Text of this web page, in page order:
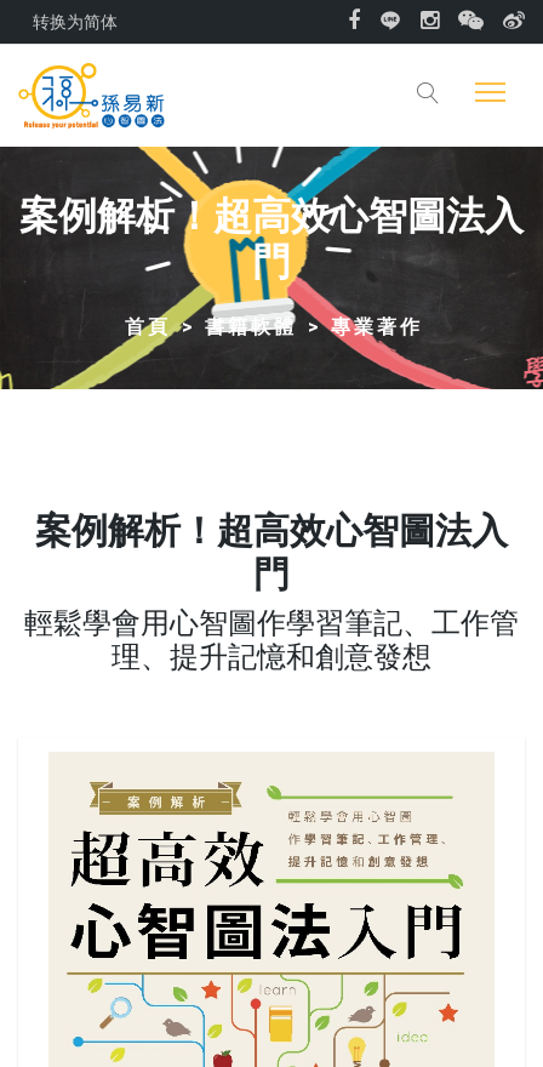
转换为简体
案例解析！超高效心智圖法入
門
首頁 書籍軟體 專業著作
案例解析！超高效心智圖法入
門
輕鬆學會用心智圖作學習筆記、工作管
理、提升記憶和創意發想